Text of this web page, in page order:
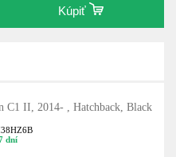
Kúpiť
C1 II, 2014- , Hatchback, Black
dní